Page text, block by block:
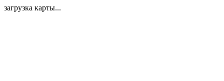
загрузка карты...